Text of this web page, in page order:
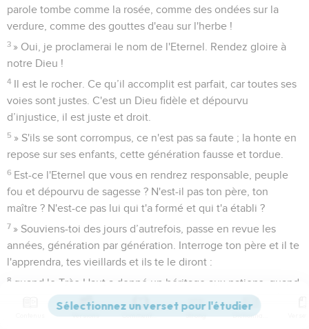
parole tombe comme la rosée, comme des ondées sur la
verdure, comme des gouttes d'eau sur l'herbe !
3 » Oui, je proclamerai le nom de l'Eternel. Rendez gloire à
notre Dieu !
4 Il est le rocher. Ce qu’il accomplit est parfait, car toutes ses
voies sont justes. C'est un Dieu fidèle et dépourvu
d’injustice, il est juste et droit.
5 » S'ils se sont corrompus, ce n'est pas sa faute ; la honte en
repose sur ses enfants, cette génération fausse et tordue.
6 Est-ce l'Eternel que vous en rendrez responsable, peuple
fou et dépourvu de sagesse ? N'est-il pas ton père, ton
maître ? N'est-ce pas lui qui t'a formé et qui t'a établi ?
7 » Souviens-toi des jours d’autrefois, passe en revue les
années, génération par génération. Interroge ton père et il te
l'apprendra, tes vieillards et ils te le diront :
8 quand le Très-Haut a donné un héritage aux nations, quand
il a séparé les humains, il a fixé les frontières des peuples
d'après le nombre des Israélites.
Versions Commentaires Strong